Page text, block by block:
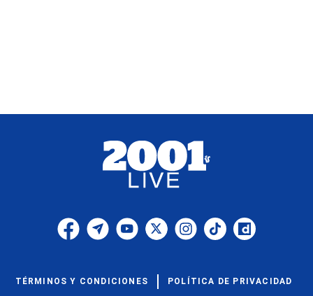
TÉRMINOS Y CONDICIONES POLÍTICA DE PRIVACIDAD